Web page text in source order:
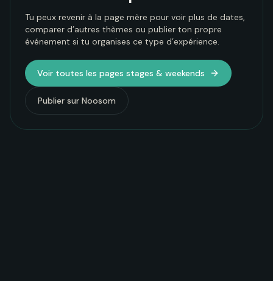
Tu peux revenir à la page mère pour voir plus de dates,
comparer d’autres thèmes ou publier ton propre
événement si tu organises ce type d’expérience.
Voir toutes les pages stages & weekends
Publier sur Noosom